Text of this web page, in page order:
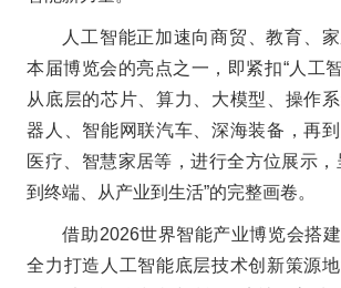
人工智能正加速向商贸、教育、家
本届博览会的亮点之一，即紧扣“人工
从底层的芯片、算力、大模型、操作
器人、智能网联汽车、深海装备，再
医疗、智慧家居等，进行全方位展示，
到终端、从产业到生活”的完整画卷。
借助2026世界智能产业博览会搭
全力打造人工智能底层技术创新策源